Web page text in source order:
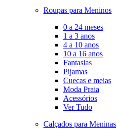
Roupas para Meninos
0 a 24 meses
1 a 3 anos
4 a 10 anos
10 a 16 anos
Fantasias
Pijamas
Cuecas e meias
Moda Praia
Acessórios
Ver Tudo
Calçados para Meninas